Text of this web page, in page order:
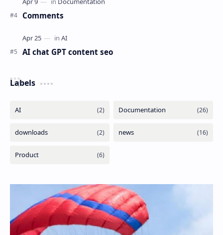
Comments
AI chat GPT content seo
Labels